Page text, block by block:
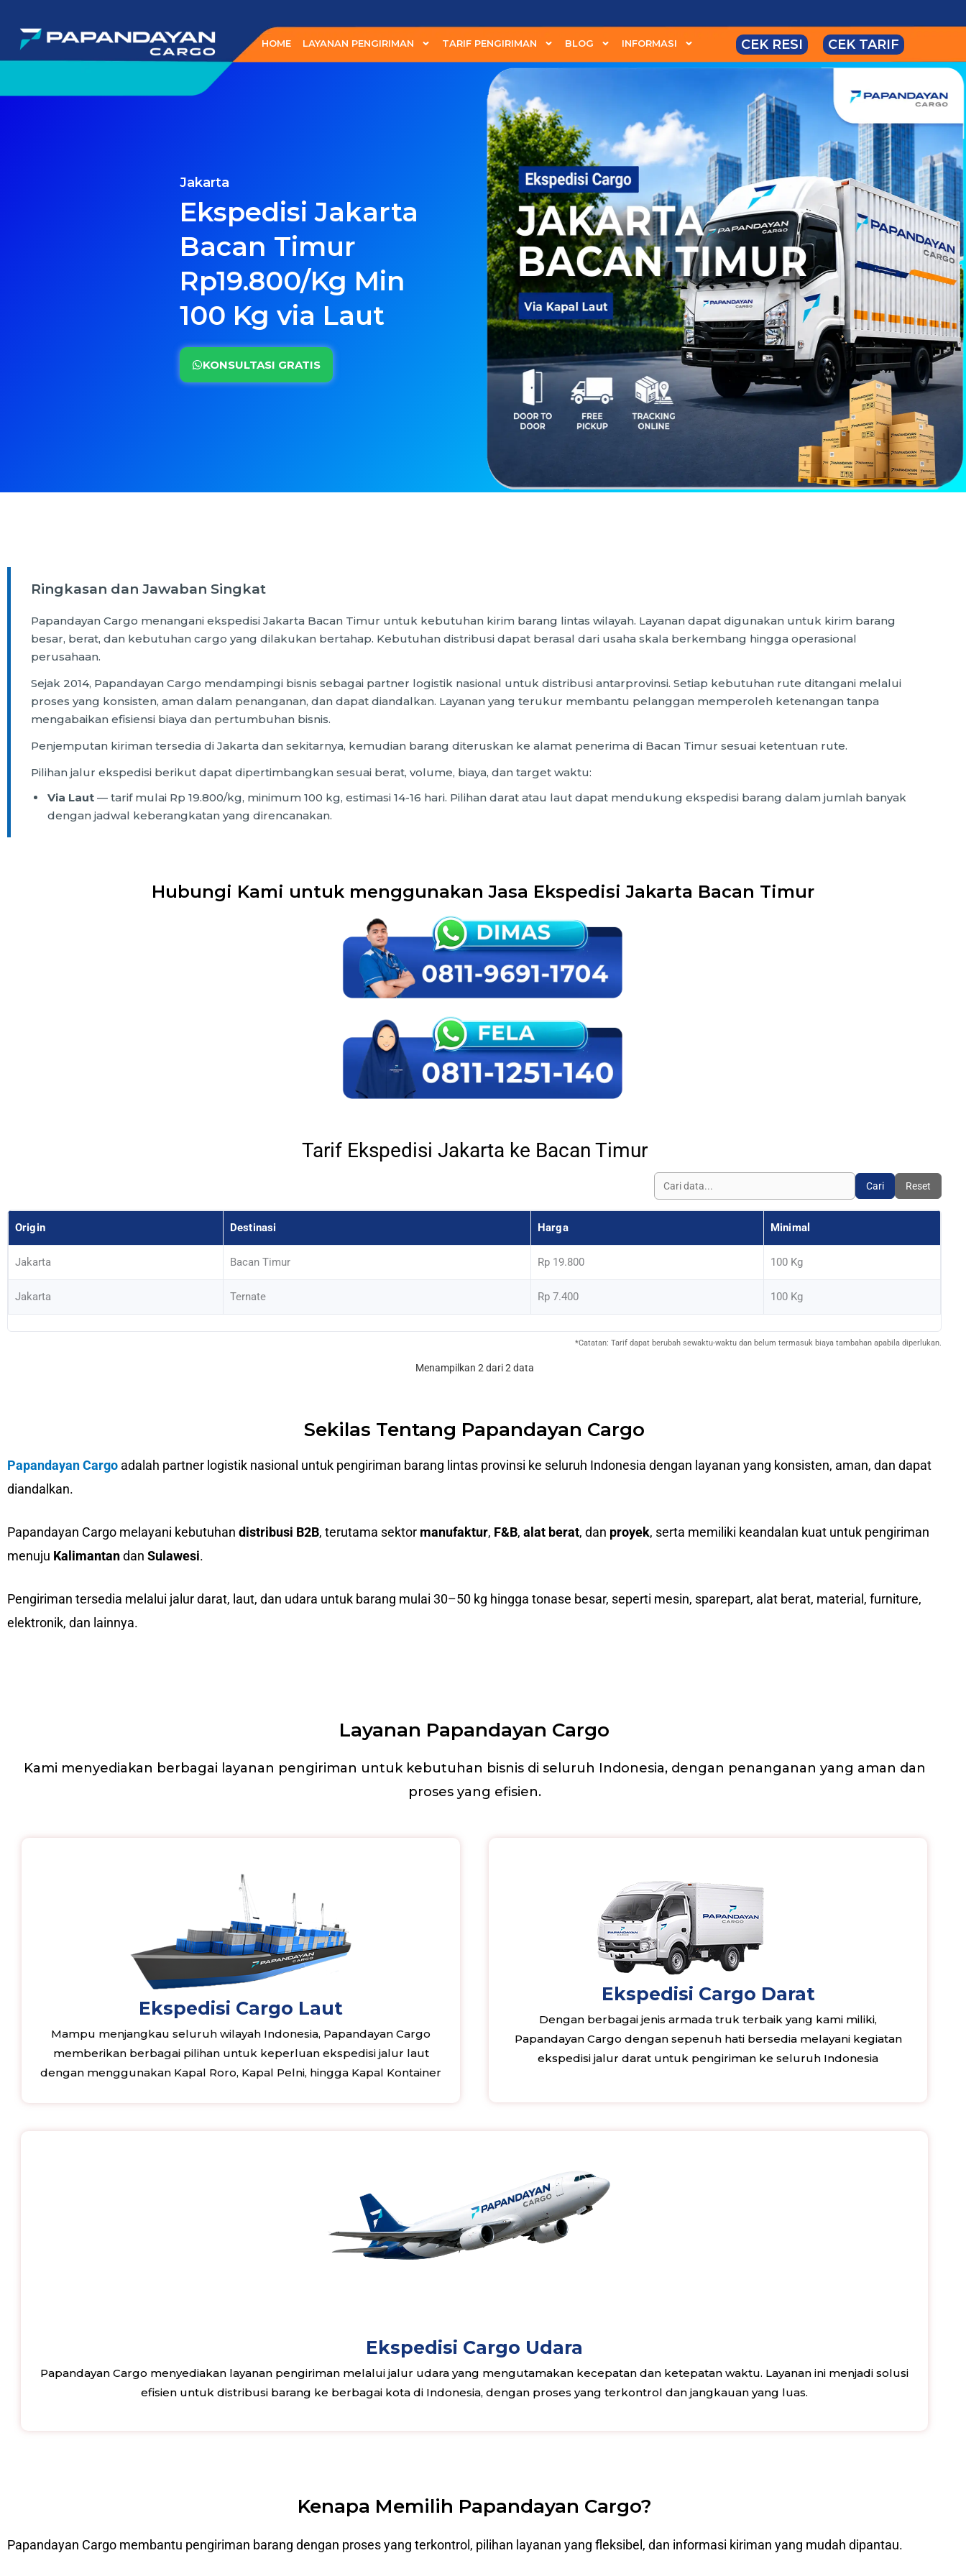
konten
CEK TARIF
CEK RESI
HOME LAYANAN PENGIRIMAN TARIF PENGIRIMAN BLOG INFORMASI
Jakarta
Ekspedisi Jakarta
Bacan Timur
Rp19.800/Kg Min
100 Kg via Laut
KONSULTASI GRATIS
Ringkasan dan Jawaban Singkat
Papandayan Cargo menangani ekspedisi Jakarta Bacan Timur untuk kebutuhan kirim barang lintas wilayah. Layanan dapat digunakan untuk kirim barang
besar, berat, dan kebutuhan cargo yang dilakukan bertahap. Kebutuhan distribusi dapat berasal dari usaha skala berkembang hingga operasional
perusahaan.
Sejak 2014, Papandayan Cargo mendampingi bisnis sebagai partner logistik nasional untuk distribusi antarprovinsi. Setiap kebutuhan rute ditangani melalui
proses yang konsisten, aman dalam penanganan, dan dapat diandalkan. Layanan yang terukur membantu pelanggan memperoleh ketenangan tanpa
mengabaikan efisiensi biaya dan pertumbuhan bisnis.
Penjemputan kiriman tersedia di Jakarta dan sekitarnya, kemudian barang diteruskan ke alamat penerima di Bacan Timur sesuai ketentuan rute.
Pilihan jalur ekspedisi berikut dapat dipertimbangkan sesuai berat, volume, biaya, dan target waktu:
Via Laut — tarif mulai Rp 19.800/kg, minimum 100 kg, estimasi 14-16 hari. Pilihan darat atau laut dapat mendukung ekspedisi barang dalam jumlah banyak
dengan jadwal keberangkatan yang direncanakan.
Hubungi Kami untuk menggunakan Jasa Ekspedisi Jakarta Bacan Timur
Tarif Ekspedisi Jakarta ke Bacan Timur
Cari Reset
Origin Destinasi Harga Minimal
Jakarta Bacan Timur Rp 19.800 100 Kg
Jakarta Ternate Rp 7.400 100 Kg
*Catatan: Tarif dapat berubah sewaktu-waktu dan belum termasuk biaya tambahan apabila diperlukan.
Menampilkan 2 dari 2 data
Sekilas Tentang Papandayan Cargo
Papandayan Cargo adalah partner logistik nasional untuk pengiriman barang lintas provinsi ke seluruh Indonesia dengan layanan yang konsisten, aman, dan dapat
diandalkan.
Papandayan Cargo melayani kebutuhan distribusi B2B, terutama sektor manufaktur, F&B, alat berat, dan proyek, serta memiliki keandalan kuat untuk pengiriman
menuju Kalimantandan Sulawesi.
Pengiriman tersedia melalui jalur darat, laut, dan udara untuk barang mulai 30–50 kg hingga tonase besar, seperti mesin, sparepart, alat berat, material, furniture,
elektronik, dan lainnya.
Layanan Papandayan Cargo
Kami menyediakan berbagai layanan pengiriman untuk kebutuhan bisnis di seluruh Indonesia, dengan penanganan yang aman dan
proses yang efisien.
Ekspedisi Cargo Laut
Mampu menjangkau seluruh wilayah Indonesia, Papandayan Cargo
memberikan berbagai pilihan untuk keperluan ekspedisi jalur laut
dengan menggunakan Kapal Roro, Kapal Pelni, hingga Kapal Kontainer
Ekspedisi Cargo Darat
Dengan berbagai jenis armada truk terbaik yang kami miliki,
Papandayan Cargo dengan sepenuh hati bersedia melayani kegiatan
ekspedisi jalur darat untuk pengiriman ke seluruh Indonesia
Ekspedisi Cargo Udara
Papandayan Cargo menyediakan layanan pengiriman melalui jalur udara yang mengutamakan kecepatan dan ketepatan waktu. Layanan ini menjadi solusi
efisien untuk distribusi barang ke berbagai kota di Indonesia, dengan proses yang terkontrol dan jangkauan yang luas.
Kenapa Memilih Papandayan Cargo?
Papandayan Cargo membantu pengiriman barang dengan proses yang terkontrol, pilihan layanan yang fleksibel, dan informasi kiriman yang mudah dipantau.